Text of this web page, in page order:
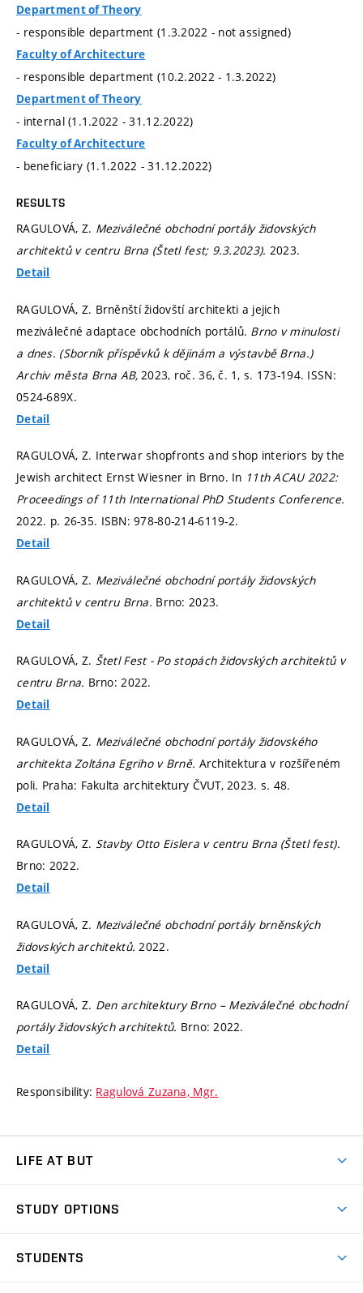
Department of Theory
- responsible department (1.3.2022 - not assigned)
Faculty of Architecture
- responsible department (10.2.2022 - 1.3.2022)
Department of Theory
- internal (1.1.2022 - 31.12.2022)
Faculty of Architecture
- beneficiary (1.1.2022 - 31.12.2022)
RESULTS
RAGULOVÁ, Z. Meziválečné obchodní portály židovských
architektů v centru Brna (Štetl fest; 9.3.2023). 2023.
Detail
RAGULOVÁ, Z. Brněnští židovští architekti a jejich
meziválečné adaptace obchodních portálů. Brno v minulosti
a dnes. (Sborník příspěvků k dějinám a výstavbě Brna.)
Archiv města Brna AB, 2023, roč. 36, č. 1,s. 173-194. ISSN:
0524-689X.
Detail
RAGULOVÁ, Z. Interwar shopfronts and shop interiors by the
Jewish architect Ernst Wiesner in Brno. In 11th ACAU 2022:
Proceedings of 11th International PhD Students Conference.
2022. p. 26-35. ISBN: 978-80-214-6119-2.
Detail
RAGULOVÁ, Z. Meziválečné obchodní portály židovských
architektů v centru Brna. Brno: 2023.
Detail
RAGULOVÁ, Z. Štetl Fest - Po stopách židovských architektů v
centru Brna. Brno: 2022.
Detail
RAGULOVÁ, Z. Meziválečné obchodní portály židovského
architekta Zoltána Egriho v Brně. Architektura v rozšířeném
poli. Praha: Fakulta architektury ČVUT, 2023. s. 48.
Detail
RAGULOVÁ, Z. Stavby Otto Eislera v centru Brna (Štetl fest).
Brno: 2022.
Detail
RAGULOVÁ, Z. Meziválečné obchodní portály brněnských
židovských architektů. 2022.
Detail
RAGULOVÁ, Z. Den architektury Brno – Meziválečné obchodní
portály židovských architektů. Brno: 2022.
Detail
Responsibility: Ragulová Zuzana, Mgr.
LIFE AT BUT
Dormitories
STUDY OPTIONS
STUDENTS